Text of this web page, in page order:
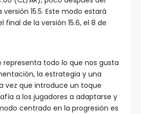
15.5. Este modo estará
final de la versión 15.6, el 8 de
representa todo lo que nos gusta
la estrategia y una
vez que introduce un toque
a los jugadores a adaptarse y
centrado en la progresión es